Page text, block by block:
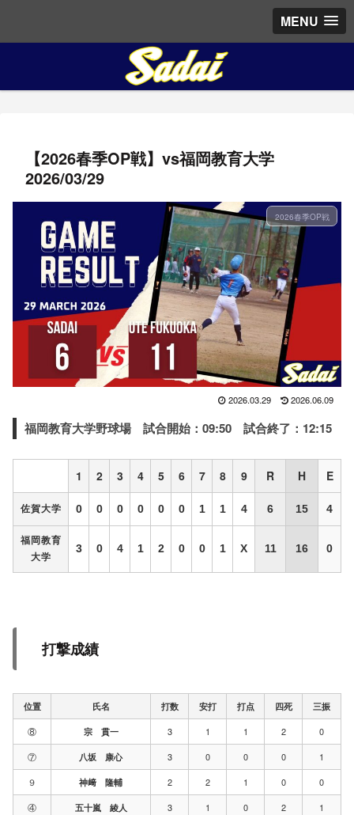
MENU
【2026春季OP戦】vs福岡教育大学
2026/03/29
2026春季OP戦
2026.03.29 2026.06.09
福岡教育大学野球場 試合開始：09:50 試合終了：12:15
1 2 3 4 5 6 7 8 9 R H E
佐賀大学 0 0 0 0 0 0 1 1 4 6 15 4
福岡教育
大学
3 0 4 1 2 0 0 1 X 11 16 0
打撃成績
位置 氏名 打数 安打 打点 四死 三振
⑧ 宗 貫一 3 1 1 2
0
⑦
八坂 康心 3 0 0 0
1
９
神﨑 隆輔 2 2 1 0
0
④
五十嵐 綾人 3 1 0 2
1